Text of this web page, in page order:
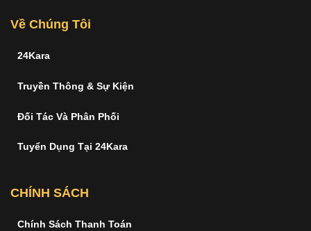
Về Chúng Tôi
24Kara
Truyền Thông & Sự Kiện
Đối Tác Và Phân Phối
Tuyển Dụng Tại 24Kara
CHÍNH SÁCH
Chính Sách Thanh Toán